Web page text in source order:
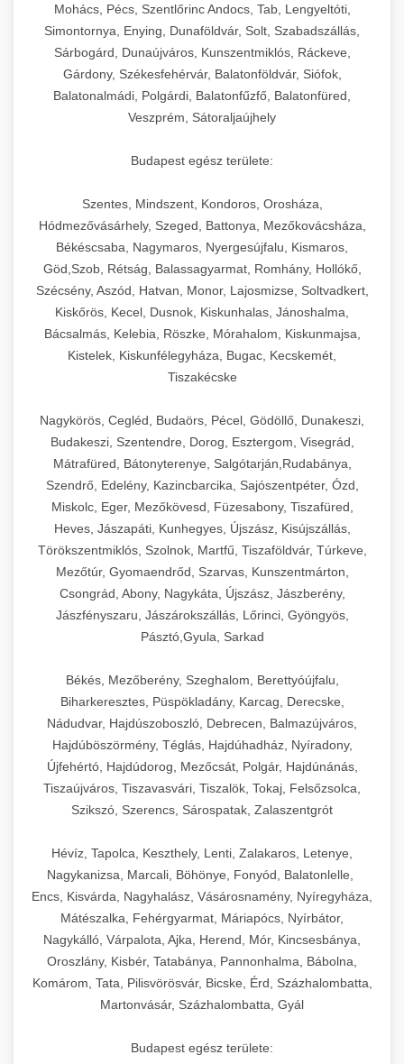
kereskedelmi tésztakeverő
állítható vastagság beállítással.
chef-iparikonyhagepek.hu
professzionális élelmiszer szeletelő
Kereskedelmi vákuumcsomagoló berendezések
élelmiszerek tartósításához. Hosszabbítsa a
szavatossági időt és tartsa meg a termék
frissességét.
🎁 23. Vákuumfóliázó Gép +
Ipari vákuumfóliázó gépek professzionális
Hatékony lezárási és tartósítási megoldások.
chef-iparikonyhagepek.hu
kereskedelmi csomagoló gép
professzionális konyhák számára. Nagy
kapacitású sütő- és főzőberendezés precíz
hőmérséklet-szabályozással.
chef-iparikonyhagepek.hu
kereskedelmi sütősütő
❄️ 25. Ipari Hűtőszekrény +
Professzionális hűtőegységek és hűtőkamrák
kereskedelmi konyhák számára.
Energiahatékony hűtési megoldások nagy
kapacitással.
chef-iparikonyhagepek.hu
💧 26. Ipari Mosogatógép +
Kereskedelmi mosogatóberendezések nagy
forgalmú éttermi műveletekhez. Gyors tisztítási
ciklusok fertőtlenítési képességekkel.
chef-iparikonyhagepek.hu
🧀 27. Ipari Sajtreszelő Gép +
élelmiszer-előkészítéshez. Különböző reszelési
méretek különböző alkalmazásokhoz.
chef-iparikonyhagepek.hu
kereskedelmi sajtreszelő
🍳 28. Nagykonyhai
Berendezések
+
Teljes körű nagykonyhai berendezések és
professzionális vendéglátóipari kellékek.
Minden, ami szükséges éttermi és catering
műveletekhez.
chef-iparikonyhagepek.hu
kereskedelmi konyhai megoldások
Mohács, Pécs, Szentlőrinc Andocs, Tab, Lengyeltóti,
Simontornya, Enying, Dunaföldvár, Solt, Szabadszállás,
Sárbogárd, Dunaújváros, Kunszentmiklós, Ráckeve,
Gárdony, Székesfehérvár, Balatonföldvár, Siófok,
Balatonalmádi, Polgárdi, Balatonfűzfő, Balatonfüred,
Veszprém, Sátoraljaújhely
Budapest egész területe:
Szentes, Mindszent, Kondoros, Orosháza,
Hódmezővásárhely, Szeged, Battonya, Mezőkovácsháza,
Békéscsaba, Nagymaros, Nyergesújfalu, Kismaros,
Göd,Szob, Rétság, Balassagyarmat, Romhány, Hollókő,
Szécsény, Aszód, Hatvan, Monor, Lajosmizse, Soltvadkert,
Kiskőrös, Kecel, Dusnok, Kiskunhalas, Jánoshalma,
Bácsalmás, Kelebia, Röszke, Mórahalom, Kiskunmajsa,
Kistelek, Kiskunfélegyháza, Bugac, Kecskemét,
Tiszakécske
Nagykörös, Cegléd, Budaörs, Pécel, Gödöllő, Dunakeszi,
Budakeszi, Szentendre, Dorog, Esztergom, Visegrád,
Mátrafüred, Bátonyterenye, Salgótarján,Rudabánya,
Szendrő, Edelény, Kazincbarcika, Sajószentpéter, Ózd,
Miskolc, Eger, Mezőkövesd, Füzesabony, Tiszafüred,
Heves, Jászapáti, Kunhegyes, Újszász, Kisújszállás,
Törökszentmiklós, Szolnok, Martfű, Tiszaföldvár, Túrkeve,
Mezőtúr, Gyomaendrőd, Szarvas, Kunszentmárton,
Csongrád, Abony, Nagykáta, Újszász, Jászberény,
Jászfényszaru, Jászárokszállás, Lőrinci, Gyöngyös,
Pásztó,Gyula, Sarkad
Békés, Mezőberény, Szeghalom, Berettyóújfalu,
Biharkeresztes, Püspökladány, Karcag, Derecske,
Nádudvar, Hajdúszoboszló, Debrecen, Balmazújváros,
Hajdúböszörmény, Téglás, Hajdúhadház, Nyíradony,
Újfehértó, Hajdúdorog, Mezőcsát, Polgár, Hajdúnánás,
Tiszaújváros, Tiszavasvári, Tiszalök, Tokaj, Felsőzsolca,
Szikszó, Szerencs, Sárospatak, Zalaszentgrót
Hévíz, Tapolca, Keszthely, Lenti, Zalakaros, Letenye,
Nagykanizsa, Marcali, Böhönye, Fonyód, Balatonlelle,
Encs, Kisvárda, Nagyhalász, Vásárosnamény, Nyíregyháza,
Mátészalka, Fehérgyarmat, Máriapócs, Nyírbátor,
Nagykálló, Várpalota, Ajka, Herend, Mór, Kincsesbánya,
Oroszlány, Kisbér, Tatabánya, Pannonhalma, Bábolna,
Komárom, Tata, Pilisvörösvár, Bicske, Érd, Százhalombatta,
Martonvásár, Százhalombatta, Gyál
Budapest egész területe: